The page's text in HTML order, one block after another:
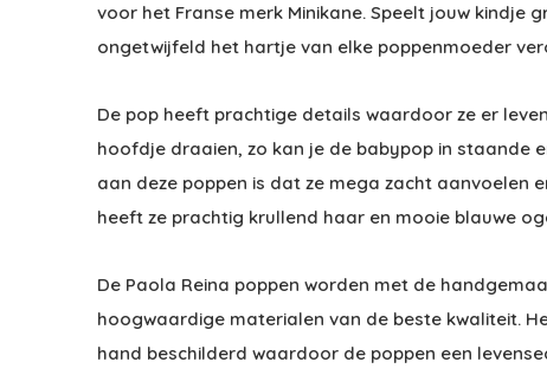
voor het Franse merk Minikane. Speelt jouw kindje
ongetwijfeld het hartje van elke poppenmoeder
De pop heeft prachtige details waardoor ze er
hoofdje draaien, zo kan je de babypop in staande
aan deze poppen is dat ze mega zacht aanvoelen
heeft ze prachtig krullend haar en mooie blauwe
De Paola Reina poppen worden met de
hoogwaardige materialen van de beste kwaliteit.
hand beschilderd waardoor de poppen een